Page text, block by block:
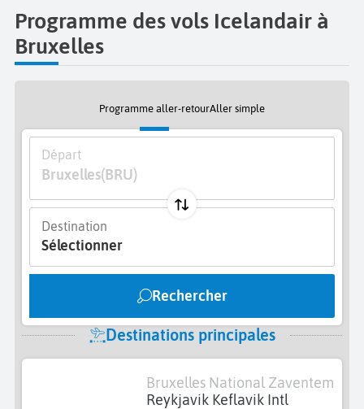
Programme des vols Icelandair à
Bruxelles
Programme aller-retourAller simple
Départ
Bruxelles(BRU)
Destination
Sélectionner
Rechercher
Destinations principales
Bruxelles National Zaventem
Reykjavik Keflavik Intl